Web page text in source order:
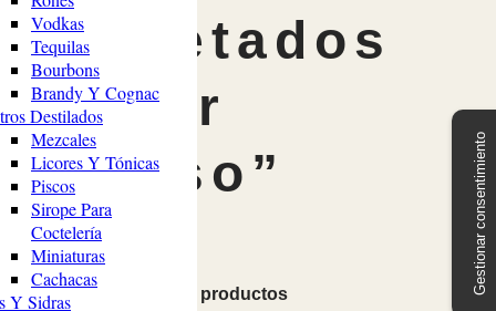
Vodkas
Tequilas
Bourbons
Brandy Y Cognac
Destilados
Mezcales
Licores Y Tónicas
Piscos
Sirope Para
Coctelería
Miniaturas
Cachacas
Y Sidras
etiquetados
“sabor
intenso”
No se han encontrado productos Gestionar consentimiento